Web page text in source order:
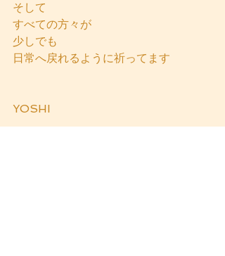
そして
すべての方々が
少しでも
日常へ戻れるように祈ってます
YOSHI